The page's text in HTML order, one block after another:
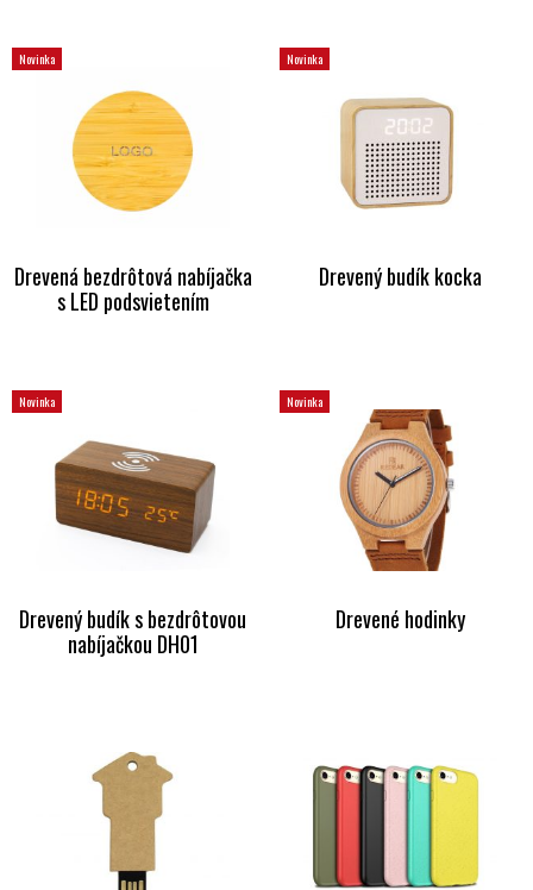
Novinka
Drevená bezdrôtová nabíjačka
s LED podsvietením
Novinka
Drevený budík kocka
Novinka
Drevený budík s bezdrôtovou
nabíjačkou DH01
Novinka
Drevené hodinky